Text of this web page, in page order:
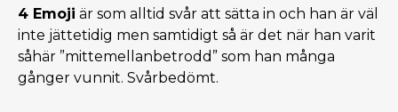
4 Emoji är som alltid svår att sätta in och han är väl
inte jättetidig men samtidigt så är det när han varit
såhär ”mittemellanbetrodd” som han många
gånger vunnit. Svårbedömt.